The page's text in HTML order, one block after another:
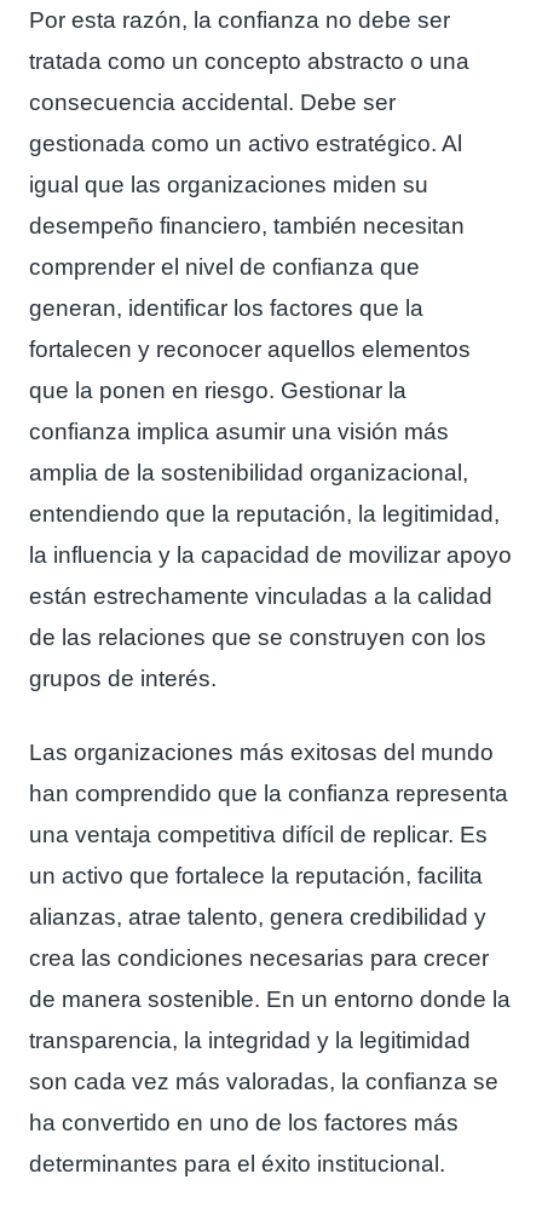
Por esta razón, la confianza no debe ser
tratada como un concepto abstracto o una
consecuencia accidental. Debe ser
gestionada como un activo estratégico. Al
igual que las organizaciones miden su
desempeño financiero, también necesitan
comprender el nivel de confianza que
generan, identificar los factores que la
fortalecen y reconocer aquellos elementos
que la ponen en riesgo. Gestionar la
confianza implica asumir una visión más
amplia de la sostenibilidad organizacional,
entendiendo que la reputación, la legitimidad,
la influencia y la capacidad de movilizar apoyo
están estrechamente vinculadas a la calidad
de las relaciones que se construyen con los
grupos de interés.
Las organizaciones más exitosas del mundo
han comprendido que la confianza representa
una ventaja competitiva difícil de replicar. Es
un activo que fortalece la reputación, facilita
alianzas, atrae talento, genera credibilidad y
crea las condiciones necesarias para crecer
de manera sostenible. En un entorno donde la
transparencia, la integridad y la legitimidad
son cada vez más valoradas, la confianza se
ha convertido en uno de los factores más
determinantes para el éxito institucional.